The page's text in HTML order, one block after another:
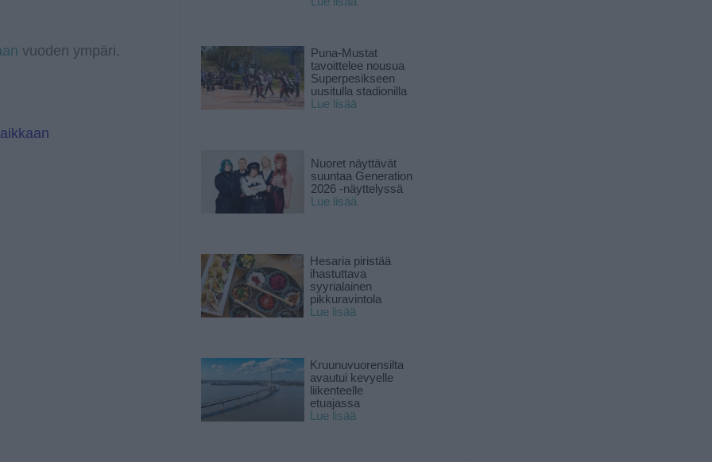
vuoden ympäri.
Puna-Mustat
tavoittelee nousua
Superpesikseen
uusitulla stadionilla
Lue lisää
Nuoret näyttävät
suuntaa Generation
2026 -näyttelyssä
Lue lisää
Hesaria piristää
ihastuttava
syyrialainen
pikkuravintola
Lue lisää
Kruunuvuorensilta
avautui kevyelle
liikenteelle
etuajassa
Lue lisää